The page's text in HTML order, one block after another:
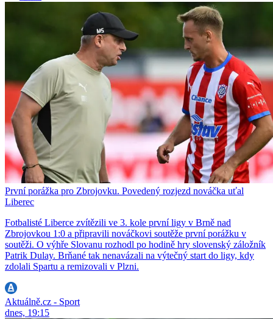
První porážka pro Zbrojovku. Povedený rozjezd nováčka uťal
Liberec
Fotbalisté Liberce zvítězili ve 3. kole první ligy v Brně nad
Zbrojovkou 1:0 a připravili nováčkovi soutěže první porážku v
soutěži. O výhře Slovanu rozhodl po hodině hry slovenský záložník
Patrik Dulay. Brňané tak nenavázali na výtečný start do ligy, kdy
zdolali Spartu a remizovali v Plzni.
Aktuálně.cz - Sport
dnes, 19:15